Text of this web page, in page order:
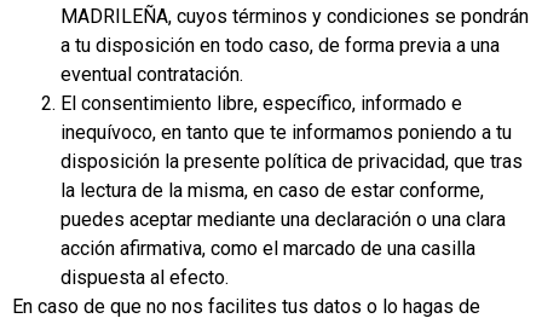
MADRILEÑA, cuyos términos y condiciones se pondrán
a tu disposición en todo caso, de forma previa a una
eventual contratación.
El consentimiento libre, específico, informado e
inequívoco, en tanto que te informamos poniendo a tu
disposición la presente política de privacidad, que tras
la lectura de la misma, en caso de estar conforme,
puedes aceptar mediante una declaración o una clara
acción afirmativa, como el marcado de una casilla
dispuesta al efecto.
En caso de que no nos facilites tus datos o lo hagas de